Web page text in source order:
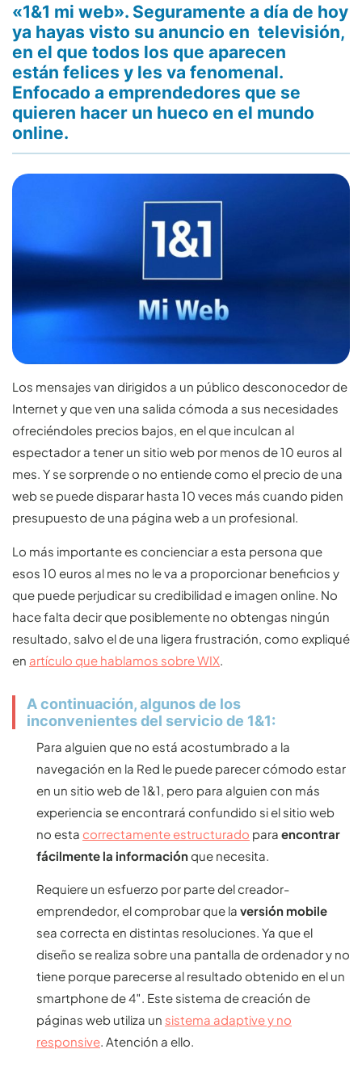
«1&1 mi web». Seguramente a día de hoy
ya hayas visto su anuncio en televisión,
en el que todos los que aparecen
están felices y les va fenomenal.
Enfocado a emprendedores que se
quieren hacer un hueco en el mundo
online.
Los mensajes van dirigidos a un público desconocedor de
Internet y que ven una salida cómoda a sus necesidades
ofreciéndoles precios bajos, en el que inculcan al
espectador a tener un sitio web por menos de 10 euros al
mes. Y se sorprende o no entiende como el precio de una
web se puede disparar hasta 10 veces más cuando piden
presupuesto de una página web a un profesional.
Lo más importante es concienciar a esta persona que
esos 10 euros al mes no le va a proporcionar beneficios y
que puede perjudicar su credibilidad e imagen online. No
hace falta decir que posiblemente no obtengas ningún
resultado, salvo el de una ligera frustración, como expliqué
en artículo que hablamos sobre WIX
A continuación, algunos de los
inconvenientes del servicio de 1&1:
Para alguien que no está acostumbrado a la
navegación en la Red le puede parecer cómodo estar
en un sitio web de 1&1, pero para alguien con más
experiencia se encontrará confundido si el sitio web
no esta correctamente estructurado para encontrar
fácilmente la informaciónque necesita.
Requiere un esfuerzo por parte del creador-
emprendedor, el comprobar que la versión mobile
sea correcta en distintas resoluciones. Ya que el
diseño se realiza sobre una pantalla de ordenador y no
tiene porque parecerse al resultado obtenido en el un
smartphone de 4″. Este sistema de creación de
páginas web utiliza un sistema adaptive y no
responsive. Atención a ello.